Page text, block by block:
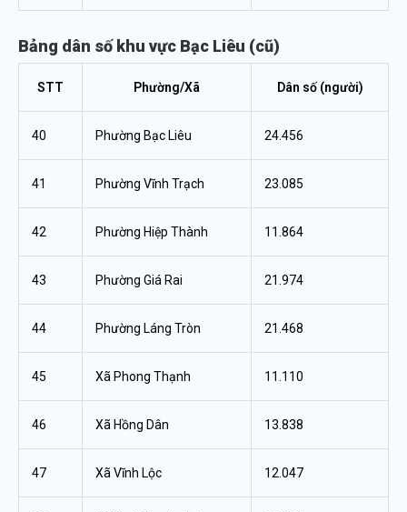
Bảng dân số khu vực Bạc Liêu (cũ)
STT Phường/Xã Dân số (người)
40 Phường Bạc Liêu 24.456
41 Phường Vĩnh Trạch 23.085
42 Phường Hiệp Thành 11.864
43 Phường Giá Rai 21.974
44 Phường Láng Tròn 21.468
45 Xã Phong Thạnh 11.110
46 Xã Hồng Dân 13.838
47 Xã Vĩnh Lộc 12.047